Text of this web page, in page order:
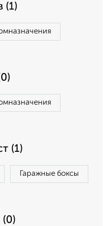
(1)
(1)
Гаражные боксы